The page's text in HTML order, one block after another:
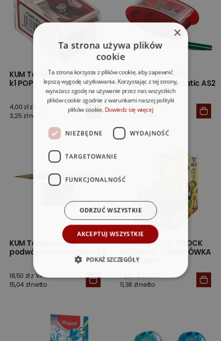
KUM Temperówka mIKRO
k1 POP
4,00 zł z VAT
3,25 zł netto
KUM Temperówka
podwójna Automatic AS2
17,50 zł z VAT
14,23 zł netto
KUM Temperówka
podwójna Automatic AS3
18,50 zł z VAT
15,04 zł netto
MAPED CROCK CROCK
UNIVERSAL TEMPERÓWKA
2 OTWORY
14,00 zł z VAT
11,38 zł netto
×
Ta strona używa plików
cookie
Ta strona korzysta z plików cookie, aby zapewnić
lepszą wygodę użytkowania. Korzystając z tej strony,
wyrażasz zgodę na używanie przez nas wszystkich
plików cookie zgodnie z warunkami naszej polityki
plików cookie.Dowiedz się więcej
NIEZBĘDNE WYDAJNOŚĆ
TARGETOWANIE
FUNKCJONALNOŚĆ
AKCEPTUJ WSZYSTKIE
ODRZUĆ WSZYSTKIE
POKAŻ SZCZEGÓŁY